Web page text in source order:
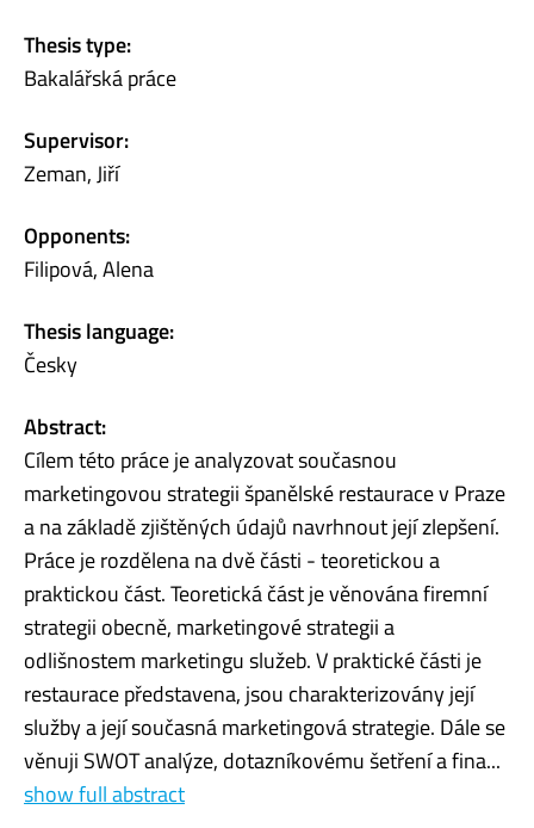
Thesis type:
Bakalářská práce
Supervisor:
Zeman, Jiří
Opponents:
Filipová, Alena
Thesis language:
Česky
Abstract:
Cílem této práce je analyzovat současnou
marketingovou strategii španělské restaurace v Praze
a na základě zjištěných údajů navrhnout její zlepšení.
Práce je rozdělena na dvě části - teoretickou a
praktickou část. Teoretická část je věnována firemní
strategii obecně, marketingové strategii a
odlišnostem marketingu služeb. V praktické části je
restaurace představena, jsou charakterizovány její
služby a její současná marketingová strategie. Dále se
věnuji SWOT analýze, dotazníkovému šetření a fina...
show full abstract